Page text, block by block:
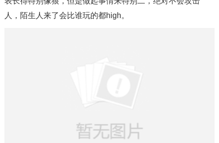
人，陌生人来了会比谁玩的都high。